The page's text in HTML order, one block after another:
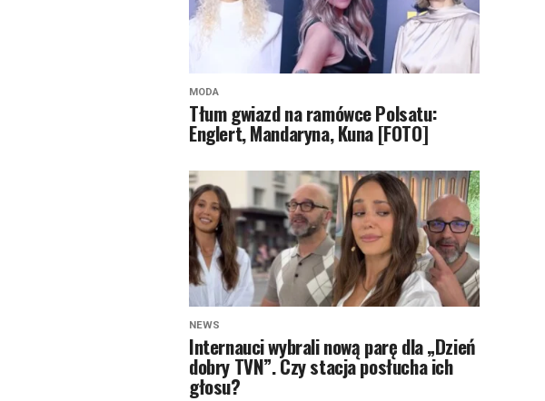
MODA
Tłum gwiazd na ramówce Polsatu:
Englert, Mandaryna, Kuna [FOTO]
NEWS
Internauci wybrali nową parę dla „Dzień
dobry TVN”. Czy stacja posłucha ich
głosu?